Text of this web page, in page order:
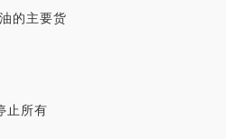
的主要货
止所有